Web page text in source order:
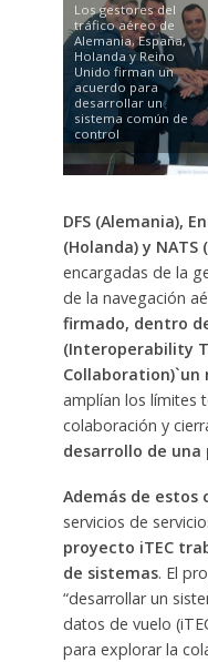
Los gestores del
tráfico aéreo de
Alemania, España,
Holanda y Reino
Unido firman un
acuerdo para
desarrollar un
sistema común de
control
DFS (Alemania),
(Holanda) y NATS
encargadas de la
de la navegación
firmado, dentro
(Interoperability
Collaboration)`un
amplían los límites
colaboración y
desarrollo de
Además de estos
servicios de
proyecto iTEC
de sistemas. El
“desarrollar un
datos de vuelo
para explorar la